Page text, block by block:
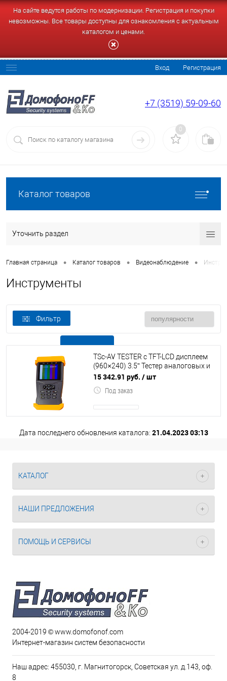
На сайте ведутся работы по модернизации. Регистрация и покупки
невозможны. Все товары доступны для ознакомления с актуальным
каталогом и ценами.
Вход Регистрация
+7 (3519) 59-09-60
0
Каталог товаров
Уточнить раздел
Главная страница • Каталог товаров • Видеонаблюдение •
Инструменты
Фильтр
TSc-AV TESTER с TFT-LCD дисплеем
(960×240) 3.5” Тестер аналоговых и
AHD (до 1080P) видеокамер; микро
15 342.91 руб. / шт
Под заказ
Дата последнего обновления каталога: 21.04.2023 03:13
КАТАЛОГ
НАШИ ПРЕДЛОЖЕНИЯ
ПОМОЩЬ И СЕРВИСЫ
2004-2019 © www.domofonof.com
Интернет-магазин систем безопасности
Наш адрес: 455030, г. Магнитогорск, Советская ул. д.143, оф.
8